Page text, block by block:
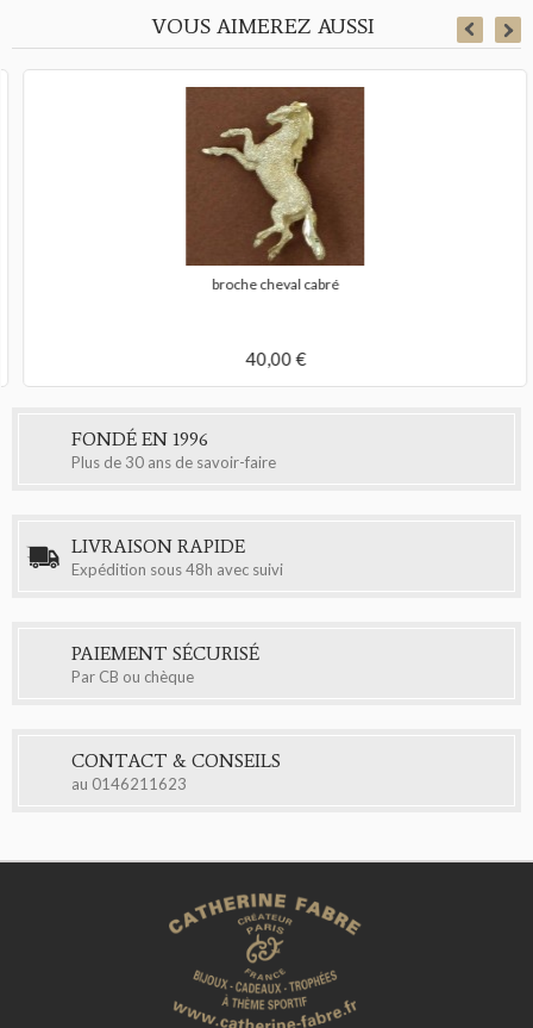
VOUS AIMEREZ AUSSI
broche cheval cabré
40,00 €
FONDÉ EN 1996
Plus de 30 ans de savoir-faire
LIVRAISON RAPIDE
Expédition sous 48h avec suivi
PAIEMENT SÉCURISÉ
Par CB ou chèque
CONTACT & CONSEILS
au 0146211623